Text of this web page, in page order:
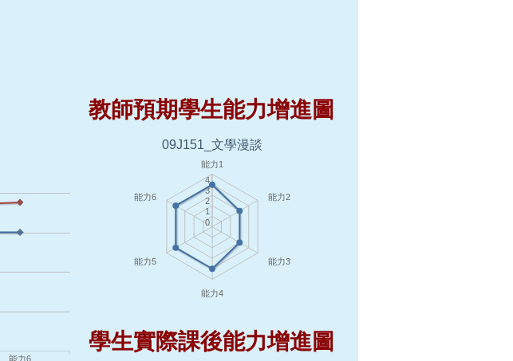
教師預期學生能力增進圖
學生實際課後能力增進圖